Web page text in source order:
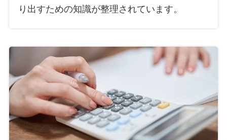
り出すための知識が整理されています。